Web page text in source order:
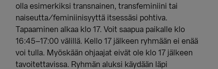
olla esimerkiksi transnainen, transfeminiini tai
naiseutta/feminiinisyyttä itsessäsi pohtiva.
Tapaaminen alkaa klo 17. Voit saapua paikalle klo
16:45–17:00 välillä. Kello 17 jälkeen ryhmään ei enää
voi tulla. Myöskään ohjaajat eivät ole klo 17 jälkeen
tavoitettavissa. Ryhmän aluksi käydään läpi